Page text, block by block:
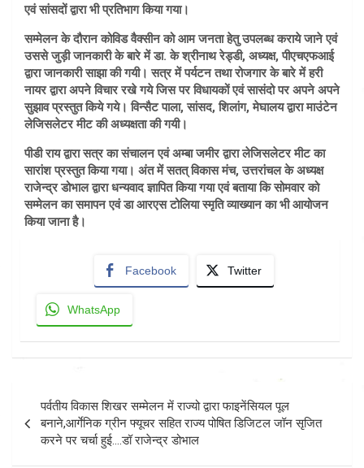
एवं सांसदों द्वारा भी प्रतिभाग किया गया।
सम्मेलन के दौरान कोविड वैक्सीन को आम जनता हेतु उपलब्ध कराये जाने एवं
उससे जुड़ी जानकारी के बारे में डा. के श्रीनाथ रेड्डी, अध्यक्ष, पीएचएफआई
द्वारा जानकारी साझा की गयी। सत्र में पर्यटन तथा रोजगार के बारे में हरी
नायर द्वारा अपने विचार रखे गये जिस पर विधायकों एवं सासंदो पर अपने अपने
सुझाव प्रस्तुत किये गये। विन्सैट पाला, सांसद, शिलांग, मेघालय द्वारा माउंटेन
लेजिसलेटर मीट की अध्यक्षता की गयी।
पीडी राय द्वारा सत्र का संचालन एवं अम्बा जमीर द्वारा लेजिसलेटर मीट का
सारांश प्रस्तुत किया गया। अंत में सतत् विकास मंच, उत्तरांचल के अध्यक्ष
राजेन्द्र डोभाल द्वारा धन्यवाद ज्ञापित किया गया एवं बताया कि सोमवार को
सम्मेलन का समापन एवं डा आरएस टोलिया स्मृति व्याख्यान का भी आयोजन
किया जाना है।
Facebook Twitter
WhatsApp
Post
navigation
पर्वतीय विकास शिखर सम्मेलन में राज्यो द्वारा फाइनेंसियल पूल
बनाने,आर्गेनिक ग्रीन फ्यूचर सहित राज्य पोषित डिजिटल जॉन सृजित
करने पर चर्चा हुई….डॉ राजेन्द्र डोभाल